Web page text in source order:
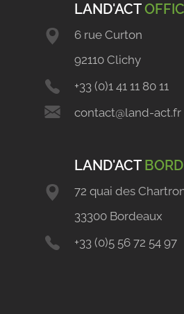
LAND'ACT
6 rue Curton
92110 Clichy
+33 (0)1 41 11 80 11
contact@land-act.fr
LAND'ACT
72 quai des
33300 Bordeaux
+33 (0)5 56 72 54 97